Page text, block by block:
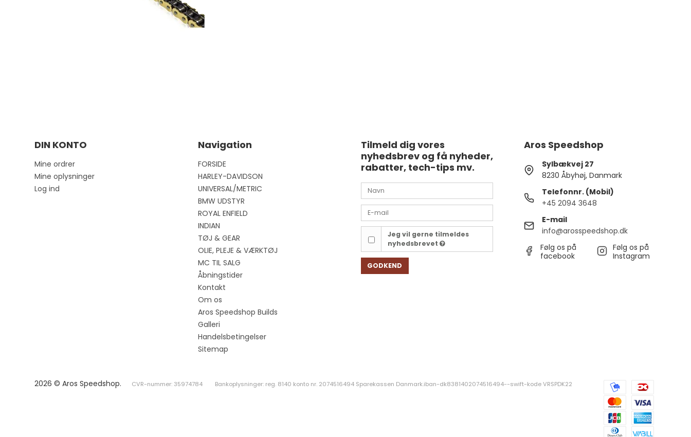
DIN KONTO
Mine ordrer
Mine oplysninger
Log ind
Navigation
FORSIDE
HARLEY-DAVIDSON
UNIVERSAL/METRIC
BMW UDSTYR
ROYAL ENFIELD
INDIAN
TØJ & GEAR
OLIE, PLEJE & VÆRKTØJ
MC TIL SALG
Åbningstider
Kontakt
Om os
Aros Speedshop Builds
Galleri
Handelsbetingelser
Sitemap
Tilmeld dig vores
nyhedsbrev og få nyheder,
rabatter, tech-tips mv.
Jeg vil gerne tilmeldes
nyhedsbrevet
GODKEND
Aros Speedshop
Sylbækvej 27
8230 Åbyhøj, Danmark
Telefonnr. (Mobil)
+45 2094 3648
E-mail
info@arosspeedshop.dk
Følg os på
facebook
Følg os på
Instagram
2026 © Aros Speedshop. CVR-nummer: 35974784 Bankoplysninger: reg. 8140 konto nr. 2074516494 Sparekassen Danmark.iban-dk8381402074516494--swift-kode VRSPDK22